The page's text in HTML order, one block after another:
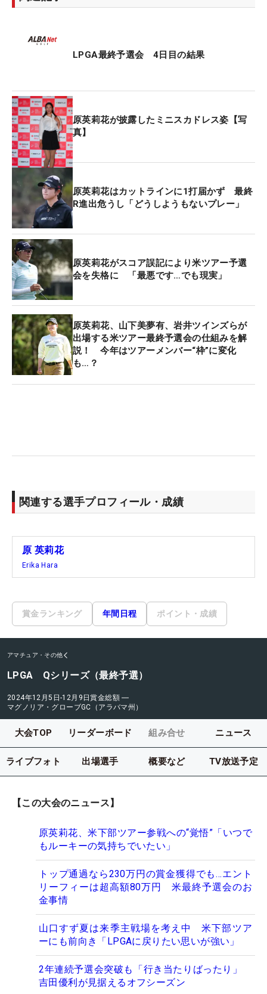
LPGA最終予選会 4日目の結果
原英莉花が披露したミニスカドレス姿【写
真】
原英莉花はカットラインに1打届かず 最終
R進出危うし「どうしようもないプレー」
原英莉花がスコア誤記により米ツアー予選
会を失格に 「最悪です…でも現実」
原英莉花、山下美夢有、岩井ツインズらが
出場する米ツアー最終予選会の仕組みを解
説！ 今年はツアーメンバー“枠”に変化
も…？
関連する選手プロフィール・成績
原 英莉花
Erika Hara
賞金ランキング 年間日程 ポイント・成績
アマチュア・その他
LPGA Qシリーズ（最終予選）
2024年12月5日-12月9日賞金総額 ―
マグノリア・グローブGC（アラバマ州）
大会TOP リーダーボード 組み合せ ニュース
ライブフォト 出場選手 概要など TV放送予定
【この大会のニュース】
原英莉花、米下部ツアー参戦への“覚悟”「いつで
もルーキーの気持ちでいたい」
トップ通過なら230万円の賞金獲得でも…エント
リーフィーは超高額80万円 米最終予選会のお
金事情
山口すず夏は来季主戦場を考え中 米下部ツア
ーにも前向き「LPGAに戻りたい思いが強い」
2年連続予選会突破も「行き当たりばったり」
吉田優利が見据えるオフシーズン